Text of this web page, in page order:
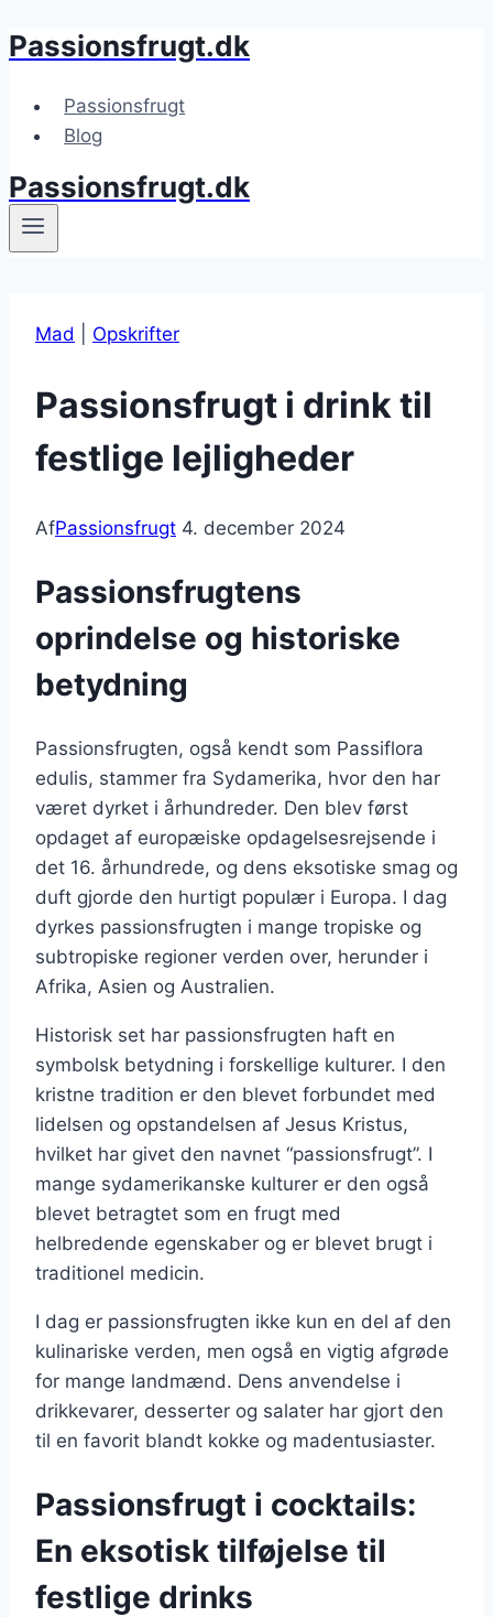
Fortsæt
indhold
Passionsfrugt.dk
Passionsfrugt
Blog
Passionsfrugt.dk
Mad Opskrifter
Passionsfrugt i drink til
festlige lejligheder
AfPassionsfrugt 4. december 2024
Passionsfrugtens
oprindelse og historiske
betydning
Passionsfrugten, også kendt som Passiflora
edulis, stammer fra Sydamerika, hvor den har
været dyrket i århundreder. Den blev først
opdaget af europæiske opdagelsesrejsende i
det 16. århundrede, og dens eksotiske smag og
duft gjorde den hurtigt populær i Europa. I dag
dyrkes passionsfrugten i mange tropiske og
subtropiske regioner verden over, herunder i
Afrika, Asien og Australien.
Historisk set har passionsfrugten haft en
symbolsk betydning i forskellige kulturer. I den
kristne tradition er den blevet forbundet med
lidelsen og opstandelsen af Jesus Kristus,
hvilket har givet den navnet “passionsfrugt”. I
mange sydamerikanske kulturer er den også
blevet betragtet som en frugt med
helbredende egenskaber og er blevet brugt i
traditionel medicin.
I dag er passionsfrugten ikke kun en del af den
kulinariske verden, men også en vigtig afgrøde
for mange landmænd. Dens anvendelse i
drikkevarer, desserter og salater har gjort den
til en favorit blandt kokke og madentusiaster.
Passionsfrugt i cocktails:
En eksotisk tilføjelse til
festlige drinks